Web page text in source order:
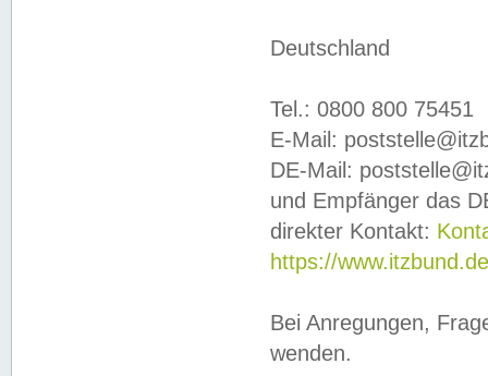
Deutschland
Tel.: 0800 800 75451
E-Mail:
DE-Mail:
und Empfänger das
direkter Kontakt:
https://
Bei Anregungen,
wenden.